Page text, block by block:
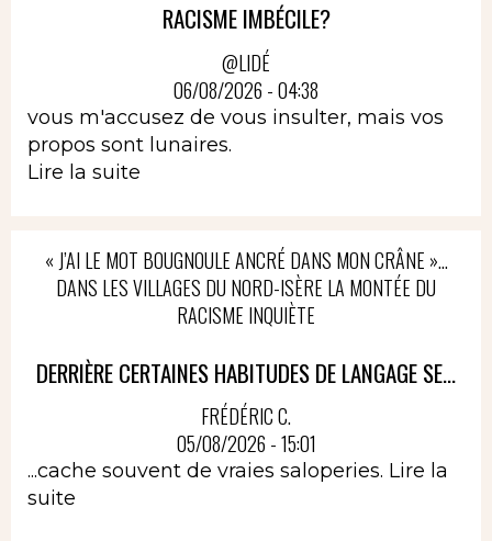
RACISME IMBÉCILE?
@LIDÉ
06/08/2026 - 04:38
vous m'accusez de vous insulter, mais vos
propos sont lunaires.
Lire la suite
« J’AI LE MOT BOUGNOULE ANCRÉ DANS MON CRÂNE »…
DANS LES VILLAGES DU NORD-ISÈRE LA MONTÉE DU
RACISME INQUIÈTE
DERRIÈRE CERTAINES HABITUDES DE LANGAGE SE...
FRÉDÉRIC C.
05/08/2026 - 15:01
...cache souvent de vraies saloperies. Lire la
suite